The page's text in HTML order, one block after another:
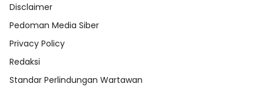
Disclaimer
Pedoman Media Siber
Privacy Policy
Redaksi
Standar Perlindungan Wartawan